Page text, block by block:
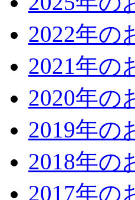
2022年の
2021年の
2020年の
2019年の
2018年の
2017年の